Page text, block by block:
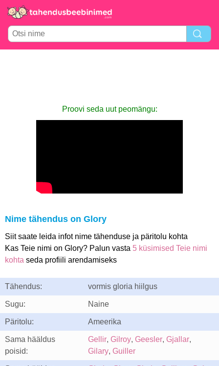
Proovi seda uut peomängu:
Nime tähendus on Glory
Siit saate leida infot nime tähenduse ja päritolu kohta
Kas Teie nimi on Glory? Palun vasta 5 küsimised Teie nimi
kohta seda profiili arendamiseks
Tähendus: vormis gloria hiilgus
Sugu: Naine
Päritolu: Ameerika
Sama hääldus
poisid:
Gellir, Gilroy, Geesler, Gjallar,
Gilary, Guiller